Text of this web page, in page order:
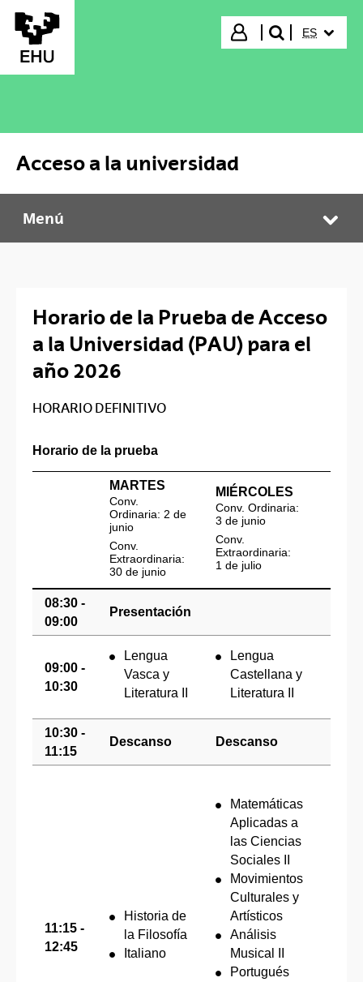
Saltar al contenido principal
Iniciar sesión
buscar"
ES
Acceso a la universidad
Acceso a la universidad
Menú
Horario de la Prueba de Acceso
a la Universidad (PAU) para el
año 2026
HORARIO DEFINITIVO
MARTES
Conv.
Ordinaria: 2 de
junio
Conv.
Extraordinaria:
30 de junio
MIÉRCOLES
Conv. Ordinaria:
3 de junio
Conv.
Extraordinaria:
1 de julio
Horario de la prueba
08:30 -
09:00
Presentación
09:00 -
10:30
Lengua
Vasca y
Literatura II
Lengua
Castellana y
Literatura II
10:30 -
11:15
Descanso Descanso
11:15 -
12:45
Historia de
la Filosofía
Italiano
Matemáticas
Aplicadas a
las Ciencias
Sociales II
Movimientos
Culturales y
Artísticos
Análisis
Musical II
Portugués